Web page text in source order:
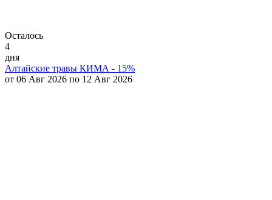
Осталось
4
дня
Алтайские травы КИМА - 15%
от 06 Авг 2026 по 12 Авг 2026